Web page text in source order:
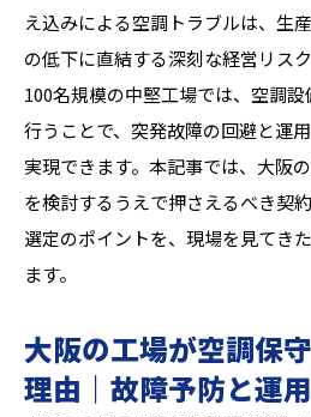
え込みによる空調トラブルは、生
の低下に直結する深刻な経営リス
100名規模の中堅工場では、空調
行うことで、突発故障の回避と運
実現できます。本記事では、大阪
を検討するうえで押さえるべき契
選定のポイントを、現場を見てき
ます。
大阪の工場が空調保
理由｜故障予防と運